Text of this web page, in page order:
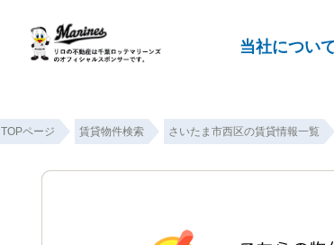
当社につい
TOPページ 賃貸物件検索 さいたま市西区の賃貸情報一覧